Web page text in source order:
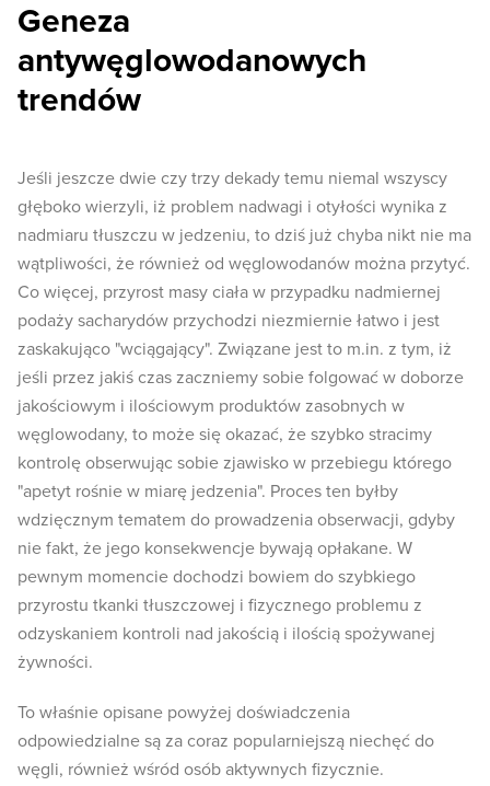
Geneza
antywęglowodanowych
trendów
Jeśli jeszcze dwie czy trzy dekady temu niemal wszyscy
głęboko wierzyli, iż problem nadwagi i otyłości wynika z
nadmiaru tłuszczu w jedzeniu, to dziś już chyba nikt nie ma
wątpliwości, że również od węglowodanów można przytyć.
Co więcej, przyrost masy ciała w przypadku nadmiernej
podaży sacharydów przychodzi niezmiernie łatwo i jest
zaskakująco "wciągający". Związane jest to m.in. z tym, iż
jeśli przez jakiś czas zaczniemy sobie folgować w doborze
jakościowym i ilościowym produktów zasobnych w
węglowodany, to może się okazać, że szybko stracimy
kontrolę obserwując sobie zjawisko w przebiegu którego
"apetyt rośnie w miarę jedzenia". Proces ten byłby
wdzięcznym tematem do prowadzenia obserwacji, gdyby
nie fakt, że jego konsekwencje bywają opłakane. W
pewnym momencie dochodzi bowiem do szybkiego
przyrostu tkanki tłuszczowej i fizycznego problemu z
odzyskaniem kontroli nad jakością i ilością spożywanej
żywności.
To właśnie opisane powyżej doświadczenia
odpowiedzialne są za coraz popularniejszą niechęć do
węgli, również wśród osób aktywnych fizycznie.